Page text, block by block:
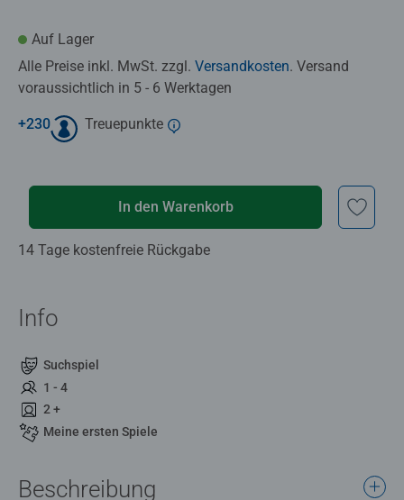
Auf Lager
Alle Preise inkl. MwSt. zzgl. Versandkosten. Versand
voraussichtlich in 5 - 6 Werktagen
+230 Treuepunkte
In den Warenkorb
14 Tage kostenfreie Rückgabe
Info
Suchspiel
1 - 4
2 +
Meine ersten Spiele
Beschreibung